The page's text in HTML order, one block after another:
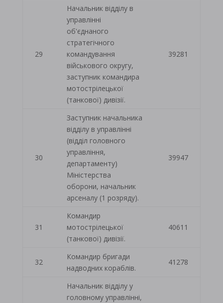
29
Начальник відділу в
управлінні
об'єднаного
стратегічного
командування
військового округу,
заступник командира
мотострілецької
(танкової) дивізії.
39281
30
Заступник начальника
відділу в управлінні
(відділ головного
управління,
департаменту)
Міністерства
оборони, начальник
арсеналу (1 розряду).
39947
31
Командир
мотострілецької
(танкової) дивізії.
40611
32
Командир бригади
надводних кораблів.
41278
Начальник відділу у
головному управлінні,